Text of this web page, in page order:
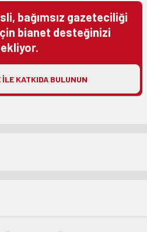
bağımsız gazeteciliği
bianet desteğinizi
ILE KATKIDA BULUNUN